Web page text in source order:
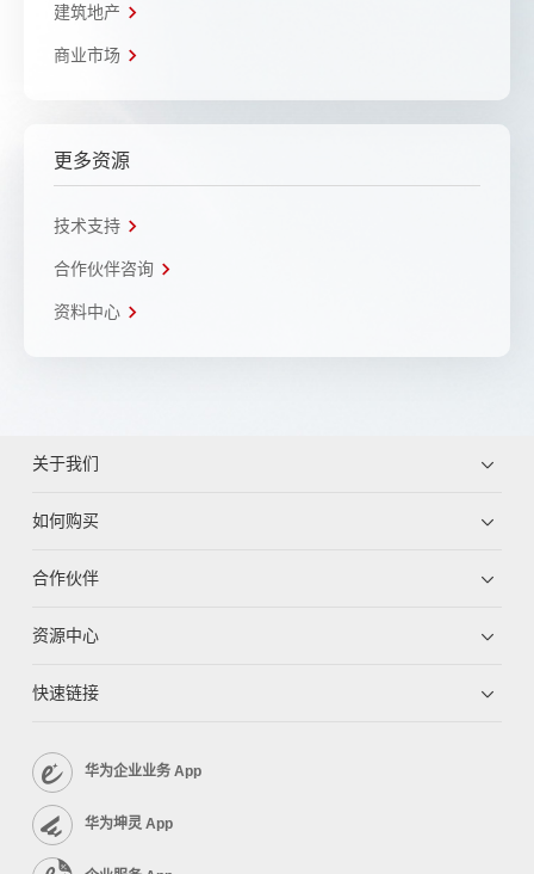
建筑地产
商业市场
更多资源
技术支持
合作伙伴咨询
资料中心
关于我们
如何购买
合作伙伴
资源中心
快速链接
华为企业业务 App
华为坤灵 App